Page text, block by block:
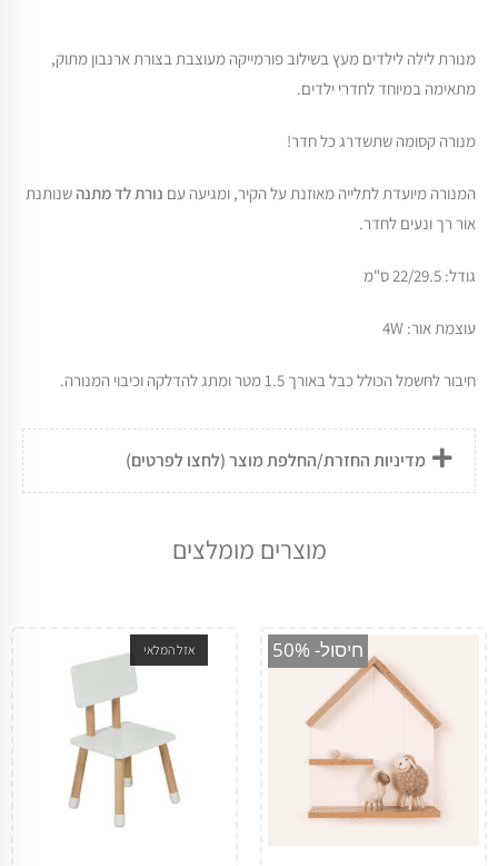
מנורת לילה לילדים מעץ בשילוב פורמייקה מעוצבת בצורת ארנבון מתוק,
מתאימה במיוחד לחדרי ילדים.
מנורה קסומה שתשדרג כל חדר!
המנורה מיועדת לתלייה מאוזנת על הקיר, ומגיעה עם נורת לד מתנהשנותנת
אור רך ונעים לחדר.
גודל: 22/29.5 ס"מ
עוצמת אור: 4W
חיבור לחשמל הכולל כבל באורך 1.5 מטר ומתג להדלקה וכיבוי המנורה.
מדיניות החזרת/החלפת מוצר (לחצו לפרטים)
מוצרים מומלצים
חיסול- 50% אזל המלאי